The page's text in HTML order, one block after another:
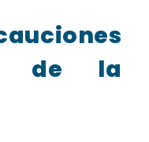
de la